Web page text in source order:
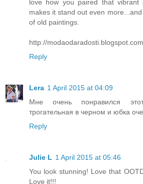
love how you paired that
makes it stand out even
of old paintings.
http://modaodaradosti.blogspot.com
Reply
Lera 1 April 2015 at 04:09
Мне очень понравился
трогательная в черном и юбка
Reply
Julie L 1 April 2015 at 05:46
You look stunning! Love that
Love it!!!